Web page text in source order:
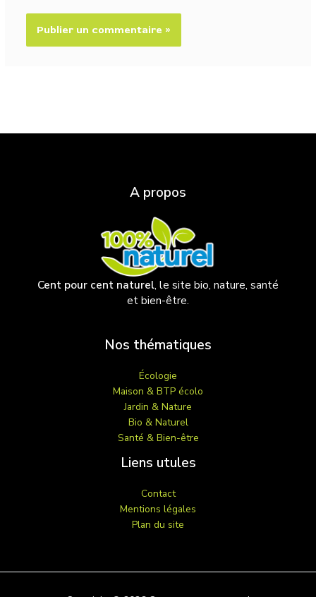
A propos
Cent pour cent naturel, le site bio, nature, santé
et bien-être.
Nos thématiques
Écologie
Maison & BTP écolo
Jardin & Nature
Bio & Naturel
Santé & Bien-être
Liens utules
Contact
Mentions légales
Plan du site